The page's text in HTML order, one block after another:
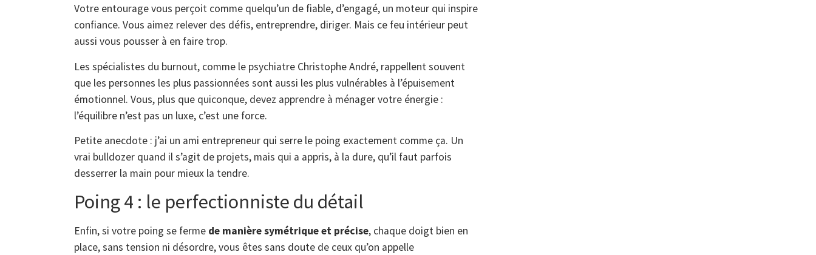
Votre entourage vous perçoit comme quelqu’un de fiable, d’engagé, un moteur qui inspire
confiance. Vous aimez relever des défis, entreprendre, diriger. Mais ce feu intérieur peut
aussi vous pousser à en faire trop.
Les spécialistes du burnout, comme le psychiatre Christophe André, rappellent souvent
que les personnes les plus passionnées sont aussi les plus vulnérables à l’épuisement
émotionnel. Vous, plus que quiconque, devez apprendre à ménager votre énergie :
l’équilibre n’est pas un luxe, c’est une force.
Petite anecdote : j’ai un ami entrepreneur qui serre le poing exactement comme ça. Un
vrai bulldozer quand il s’agit de projets, mais qui a appris, à la dure, qu’il faut parfois
desserrer la main pour mieux la tendre.
Poing 4 : le perfectionniste du détail
Enfin, si votre poing se ferme de manière symétrique et précise, chaque doigt bien en
place, sans tension ni désordre, vous êtes sans doute de ceux qu’on appelle